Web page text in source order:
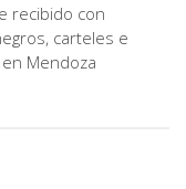
recibido con
carteles e
Mendoza